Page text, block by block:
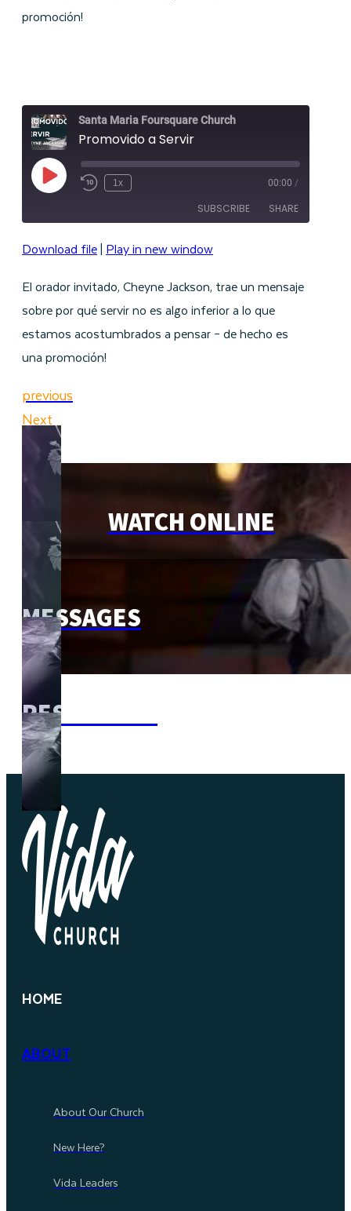
promoción!
Santa Maria Foursquare Church
Promovido a Servir
Play
Episode
1x 00:00 /
SUBSCRIBE SHARE
SHARE
LINK
EMBED
Download file| Play in new window
El orador invitado, Cheyne Jackson, trae un mensaje
sobre por qué servir no es algo inferior a lo que
estamos acostumbrados a pensar – de hecho es
una promoción!
previous
Next
WATCH ONLINE
MESSAGES
RESOURCES
HOME
ABOUT
About Our Church
New Here?
Vida Leaders